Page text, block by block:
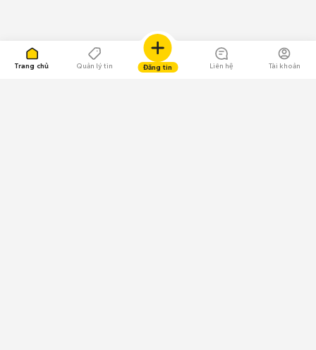
Trang chủ Quản lý tin Đăng tin Liên hệ Tài khoản